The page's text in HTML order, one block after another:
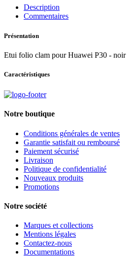
Description
Commentaires
Présentation
Etui folio clam pour Huawei P30 - noir
Caractéristiques
Notre boutique
Conditions générales de ventes
Garantie satisfait ou remboursé
Paiement sécurisé
Livraison
Politique de confidentialité
Nouveaux produits
Promotions
Notre société
Marques et collections
Mentions légales
Contactez-nous
Documentations